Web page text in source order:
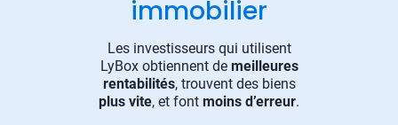
immobilier
Les investisseurs qui utilisent
LyBox obtiennent de meilleures
rentabilités, trouvent des biens
plus vite, et font moins d’erreur.